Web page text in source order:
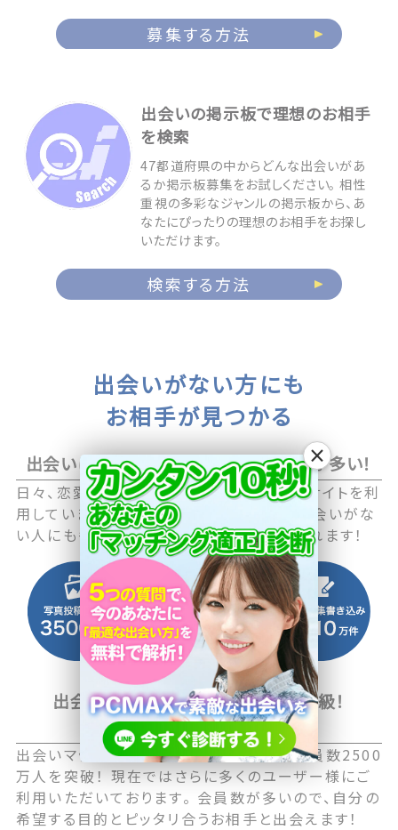
募集する方法
出会いの掲示板で理想のお相手
を検索
47都道府県の中からどんな出会いがあ
るか掲示板募集をお試しください。 相性
重視の多彩なジャンルの掲示板から、あ
なたにぴったりの理想のお相手をお探し
いただけます。
検索する方法
出会いがない方にも
お相手が見つかる
出会いに積極的なアクティブユーザーが多い！
日々、恋愛や恋活に積極的な男性・女性がサイトを利
用していますので職場や日常生活の中で出会いがな
い人にも毎日新しい出会いのチャンスが訪れます！
出会い系マッチングサイト国内最大級！
2500万人以上の会員数
出会いマッチングサービス国内最大級の会員数2500
万人を突破！ 現在ではさらに多くのユーザー様にご
利用いただいております。 会員数が多いので、自分の
希望する目的とピッタリ合うお相手と出会えます！
×